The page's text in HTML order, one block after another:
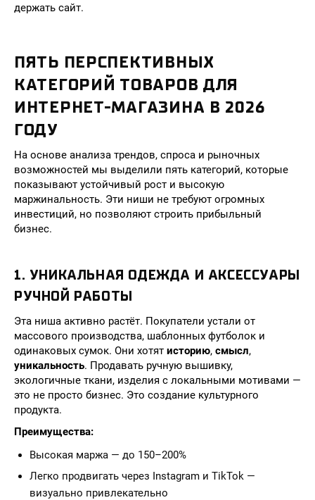
держать сайт.
ПЯТЬ ПЕРСПЕКТИВНЫХ
КАТЕГОРИЙ ТОВАРОВ ДЛЯ
ИНТЕРНЕТ-МАГАЗИНА В 2026
ГОДУ
На основе анализа трендов, спроса и рыночных
возможностей мы выделили пять категорий, которые
показывают устойчивый рост и высокую
маржинальность. Эти ниши не требуют огромных
инвестиций, но позволяют строить прибыльный
бизнес.
1. УНИКАЛЬНАЯ ОДЕЖДА И АКСЕССУАРЫ
РУЧНОЙ РАБОТЫ
Эта ниша активно растёт. Покупатели устали от
массового производства, шаблонных футболок и
одинаковых сумок. Они хотят историю, смысл,
уникальность. Продавать ручную вышивку,
экологичные ткани, изделия с локальными мотивами —
это не просто бизнес. Это создание культурного
продукта.
Преимущества:
Высокая маржа — до 150–200%
Легко продвигать через Instagram и TikTok —
визуально привлекательно